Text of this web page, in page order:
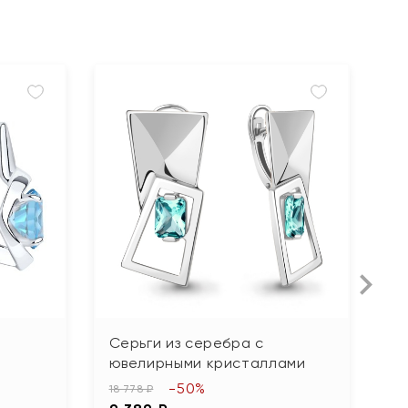
Серьги из серебра с
ювелирными кристаллами
18 778 ₽ -50%